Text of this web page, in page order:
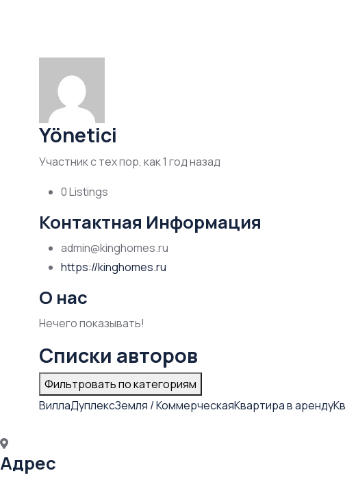
Yönetici
Участник с тех пор, как 1 год назад
0Listings
Контактная Информация
admin@kinghomes.ru
https://kinghomes.ru
О нас
Нечего показывать!
Списки авторов
Фильтровать по категориям
ВиллаДуплексЗемля / КоммерческаяКвартира в аренду
Адрес